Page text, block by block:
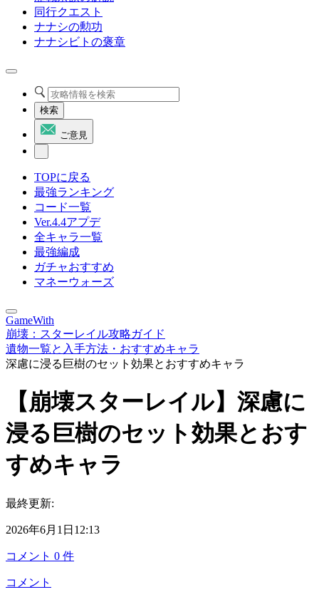
同行クエスト
ナナシの勲功
ナナシビトの褒章
検索
ご意見
TOPに戻る
最強ランキング
コード一覧
Ver.4.4アプデ
全キャラ一覧
最強編成
ガチャおすすめ
マネーウォーズ
GameWith
崩壊：スターレイル攻略ガイド
遺物一覧と入手方法・おすすめキャラ
深慮に浸る巨樹のセット効果とおすすめキャラ
【崩壊スターレイル】深慮に
浸る巨樹のセット効果とおす
すめキャラ
最終更新:
2026年6月1日12:13
コメント 0 件
コメント